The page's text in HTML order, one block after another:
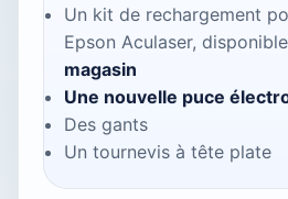
Un kit de rechargement
Epson Aculaser, disponible
magasin
Une nouvelle puce
Des gants
Un tournevis à tête plate